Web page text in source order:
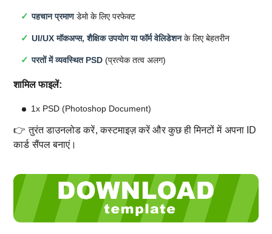
पहचान प्रमाणडेमो के लिए परफेक्ट
UI/UX मॉकअप्स, शैक्षिक उपयोग या फॉर्म वेलिडेशनके लिए बेहतरीन
परतों में व्यवस्थित PSD (प्रत्येक तत्व अलग)
शामिल फाइलें:
1x PSD (Photoshop Document)
👉 तुरंत डाउनलोड करें, कस्टमाइज़ करें और कुछ ही मिनटों में अपना ID
कार्ड सैंपल बनाएं।